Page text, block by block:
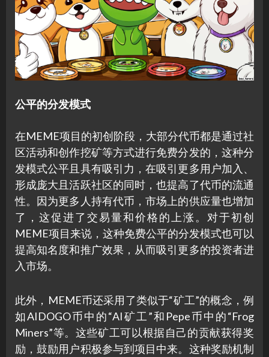
公平的分发模式
在MEME项目的初创阶段，大部分代币都是通过社
区活动和创作挖矿等方式进行免费分发的，这种分
发模式公平且具有吸引力，在吸引更多用户加入、
形成庞大且活跃社区的同时，也提高了代币的流通
性。因为更多人持有代币，市场上的供应量也增加
了，这促进了交易量和价格的上涨。对于初创
MEME项目来说，这种免费公平的分发模式也可以
提高知名度和推广效果，从而吸引更多的投资者进
入市场。
此外，MEME币还采用了类似于“矿工”的概念，例
如AIDOGO币中的“AI矿工”和Pepe币中的“Frog
Miners”等。这些矿工可以根据自己的贡献获得奖
励，鼓励用户积极参与到项目中来。这种奖励机制